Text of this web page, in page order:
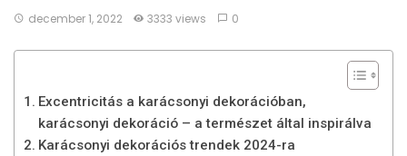
december 1, 2022 3333 views 0
Excentricitás a karácsonyi dekorációban,
karácsonyi dekoráció – a természet által inspirálva
Karácsonyi dekorációs trendek 2024-ra